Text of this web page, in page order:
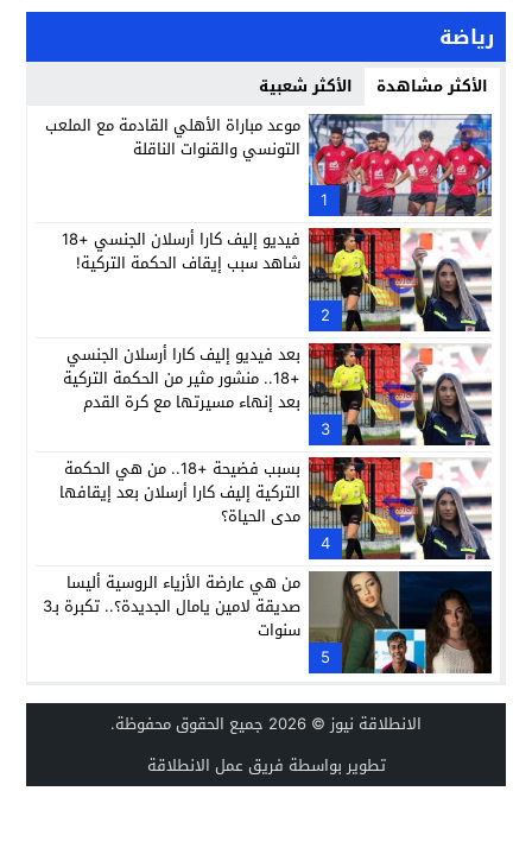
رياضة
الأكثر مشاهدة الأكثر شعبية
1
موعد مباراة الأهلي القادمة مع الملعب
التونسي والقنوات الناقلة
2
فيديو إليف كارا أرسلان الجنسي +18
شاهد سبب إيقاف الحكمة التركية!
3
بعد فيديو إليف كارا أرسلان الجنسي
+18.. منشور مثير من الحكمة التركية
بعد إنهاء مسيرتها مع كرة القدم
4
بسبب فضيحة +18.. من هي الحكمة
التركية إليف كارا أرسلان بعد إيقافها
مدى الحياة؟
5
من هي عارضة الأزياء الروسية أليسا
صديقة لامين يامال الجديدة؟.. تكبرة بـ3
سنوات
الانطلاقة نيوز© 2026 جميع الحقوق محفوظة.
تطوير بواسطة فريق عمل الانطلاقة